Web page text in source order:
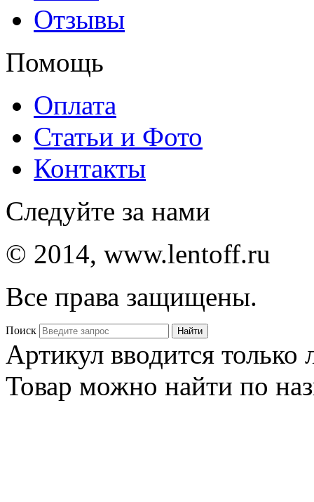
Отзывы
Помощь
Оплата
Статьи и Фото
Контакты
Следуйте за нами
© 2014, www.lentoff.ru
Все права защищены.
Поиск
Артикул вводится
Товар можно найти по